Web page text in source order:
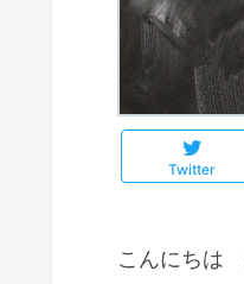
Twitter
こんにちは